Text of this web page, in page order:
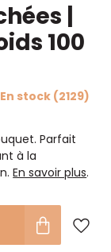
|
100
stock (2129)
Parfait
à la
En savoir plus.